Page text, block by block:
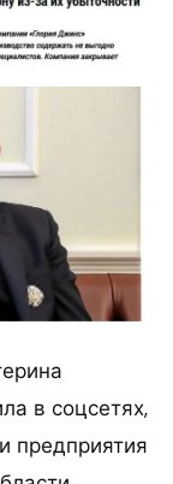
в соцсетях,
предприятия